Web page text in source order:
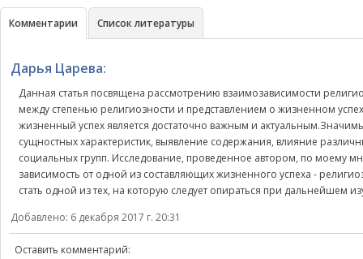
Комментарии Список литературы
Дарья Царева:
Данная статья посвящена рассмотрению взаимозависимости
между степенью религиозности и представлением о жизненном
жизненный успех является достаточно важным и
сущностных характеристик, выявление содержания, влияние
социальных групп. Исследование, проведенное автором, по моему
зависимость от одной из составляющих жизненного успеха -
стать одной из тех, на которую следует опираться при дальнейшем
Добавлено: 6 декабря 2017 г. 20:31
Оставить комментарий: